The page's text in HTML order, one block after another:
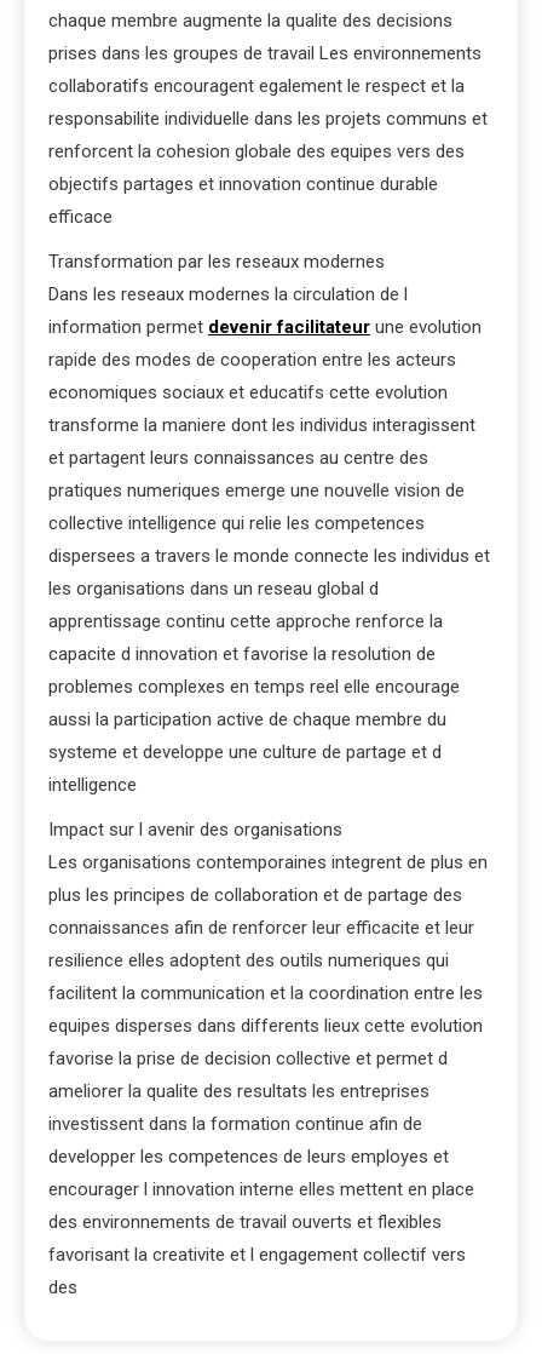
chaque membre augmente la qualite des decisions
prises dans les groupes de travail Les environnements
collaboratifs encouragent egalement le respect et la
responsabilite individuelle dans les projets communs et
renforcent la cohesion globale des equipes vers des
objectifs partages et innovation continue durable
efficace
Transformation par les reseaux modernes
Dans les reseaux modernes la circulation de l
information permet devenir facilitateur une evolution
rapide des modes de cooperation entre les acteurs
economiques sociaux et educatifs cette evolution
transforme la maniere dont les individus interagissent
et partagent leurs connaissances au centre des
pratiques numeriques emerge une nouvelle vision de
collective intelligence qui relie les competences
dispersees a travers le monde connecte les individus et
les organisations dans un reseau global d
apprentissage continu cette approche renforce la
capacite d innovation et favorise la resolution de
problemes complexes en temps reel elle encourage
aussi la participation active de chaque membre du
systeme et developpe une culture de partage et d
intelligence
Impact sur l avenir des organisations
Les organisations contemporaines integrent de plus en
plus les principes de collaboration et de partage des
connaissances afin de renforcer leur efficacite et leur
resilience elles adoptent des outils numeriques qui
facilitent la communication et la coordination entre les
equipes disperses dans differents lieux cette evolution
favorise la prise de decision collective et permet d
ameliorer la qualite des resultats les entreprises
investissent dans la formation continue afin de
developper les competences de leurs employes et
encourager l innovation interne elles mettent en place
des environnements de travail ouverts et flexibles
favorisant la creativite et l engagement collectif vers
des